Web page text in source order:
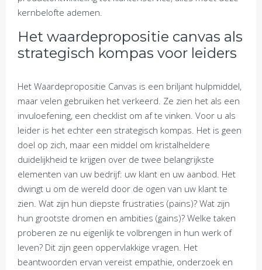
kernbelofte ademen.
Het waardepropositie canvas als
strategisch kompas voor leiders
Het Waardepropositie Canvas is een briljant hulpmiddel,
maar velen gebruiken het verkeerd. Ze zien het als een
invuloefening, een checklist om af te vinken. Voor u als
leider is het echter een strategisch kompas. Het is geen
doel op zich, maar een middel om kristalheldere
duidelijkheid te krijgen over de twee belangrijkste
elementen van uw bedrijf: uw klant en uw aanbod. Het
dwingt u om de wereld door de ogen van uw klant te
zien. Wat zijn hun diepste frustraties (pains)? Wat zijn
hun grootste dromen en ambities (gains)? Welke taken
proberen ze nu eigenlijk te volbrengen in hun werk of
leven? Dit zijn geen oppervlakkige vragen. Het
beantwoorden ervan vereist empathie, onderzoek en